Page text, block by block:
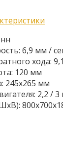
6,9 мм /
хода:
120 мм
245x265 мм
2,2 / 3